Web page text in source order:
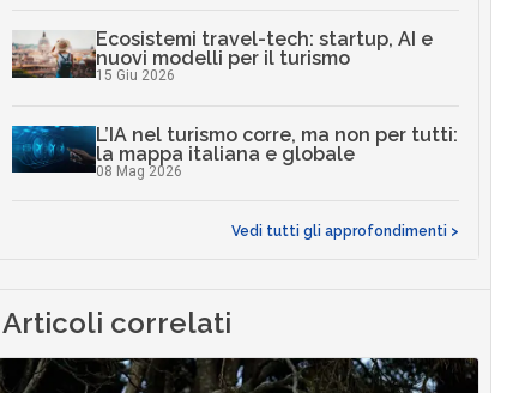
Ecosistemi travel-tech: startup, AI e
nuovi modelli per il turismo
15 Giu 2026
L’IA nel turismo corre, ma non per tutti:
la mappa italiana e globale
08 Mag 2026
Vedi tutti gli approfondimenti >
Articoli correlati